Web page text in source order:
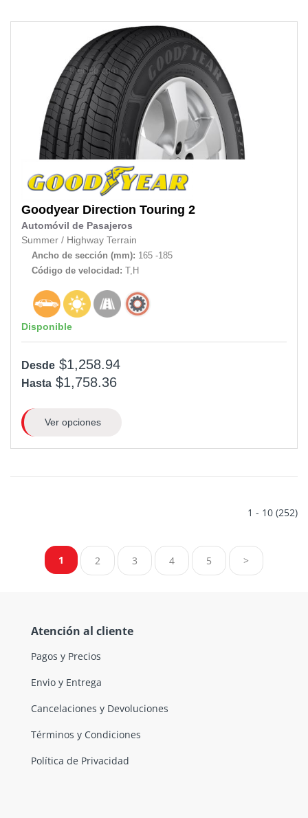
Goodyear Direction Touring 2
Automóvil de Pasajeros
Summer / Highway Terrain
Ancho de sección (mm): 165 -185
Código de velocidad: T,H
Disponible
Desde $1,258.94
Hasta $1,758.36
Ver opciones
1 - 10 (252)
1 2 3 4 5 >
Atención al cliente
Pagos y Precios
Envio y Entrega
Cancelaciones y Devoluciones
Términos y Condiciones
Política de Privacidad